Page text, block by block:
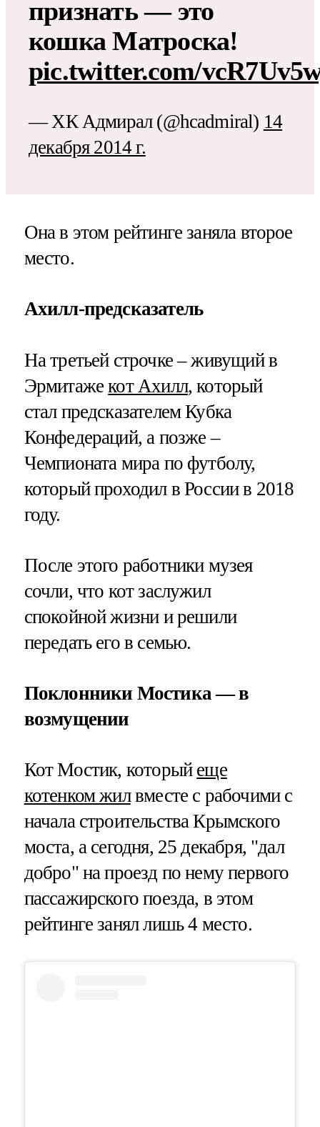
признать — это
кошка Матроска!
pic.twitter.com/
— ХК Адмирал (@hcadmiral) 14
декабря 2014 г.
Она в этом рейтинге заняла второе
место.
Ахилл-предсказатель
На третьей строчке – живущий в
Эрмитажекот Ахилл, который
стал предсказателем Кубка
Конфедераций, а позже –
Чемпионата мира по футболу,
который проходил в России в 2018
году.
После этого работники музея
сочли, что кот заслужил
спокойной жизни и решили
передать его в семью.
Поклонники Мостика — в
возмущении
Кот Мостик, который еще
котенком жилвместе с рабочими с
начала строительства Крымского
моста, а сегодня, 25 декабря, "дал
добро" на проезд по нему первого
пассажирского поезда, в этом
рейтинге занял лишь 4 место.